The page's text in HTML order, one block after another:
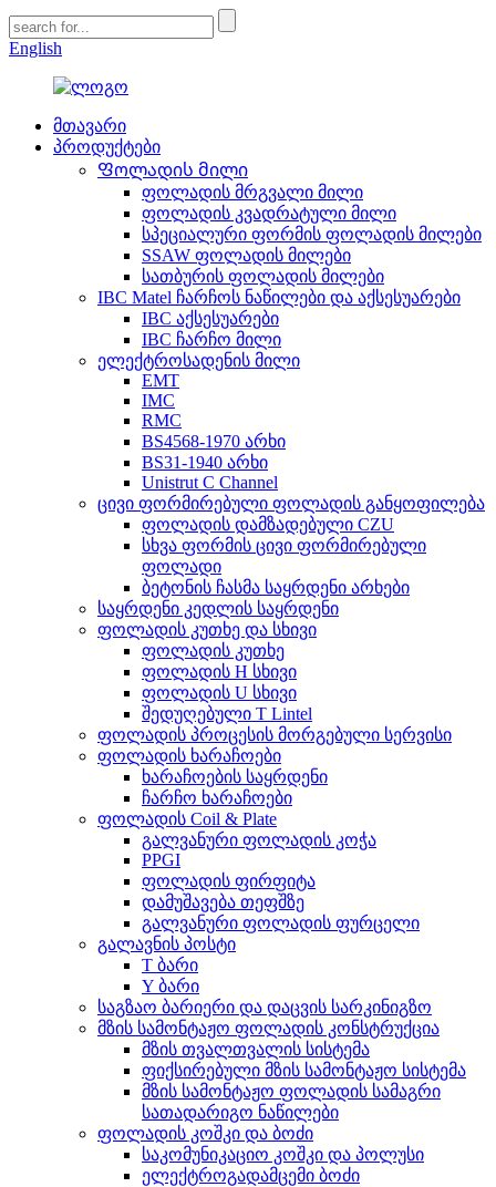
English
მთავარი
პროდუქტები
Ფოლადის მილი
ფოლადის მრგვალი მილი
ფოლადის კვადრატული მილი
სპეციალური ფორმის ფოლადის მილები
SSAW ფოლადის მილები
სათბურის ფოლადის მილები
IBC Matel ჩარჩოს ნაწილები და აქსესუარები
IBC აქსესუარები
IBC ჩარჩო მილი
ელექტროსადენის მილი
EMT
IMC
RMC
BS4568-1970 არხი
BS31-1940 არხი
Unistrut C Channel
ცივი ფორმირებული ფოლადის განყოფილება
ფოლადის დამზადებული CZU
სხვა ფორმის ცივი ფორმირებული
ფოლადი
ბეტონის ჩასმა საყრდენი არხები
საყრდენი კედლის საყრდენი
ფოლადის კუთხე და სხივი
ფოლადის კუთხე
ფოლადის H სხივი
ფოლადის U სხივი
შედუღებული T Lintel
ფოლადის პროცესის მორგებული სერვისი
ფოლადის ხარაჩოები
ხარაჩოების საყრდენი
ჩარჩო ხარაჩოები
ფოლადის Coil & Plate
გალვანური ფოლადის კოჭა
PPGI
ფოლადის ფირფიტა
დამუშავება თეფშზე
გალვანური ფოლადის ფურცელი
გალავნის პოსტი
T ბარი
Y ბარი
საგზაო ბარიერი და დაცვის სარკინიგზო
მზის სამონტაჟო ფოლადის კონსტრუქცია
მზის თვალთვალის სისტემა
ფიქსირებული მზის სამონტაჟო სისტემა
მზის სამონტაჟო ფოლადის სამაგრი
სათადარიგო ნაწილები
ფოლადის კოშკი და ბოძი
საკომუნიკაციო კოშკი და პოლუსი
ელექტროგადამცემი ბოძი